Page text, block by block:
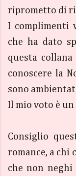
riprometto di
I complimenti
che ha dato
questa
conoscere la
sono
Il mio voto è
Consiglio
romance, a chi
che non neghi